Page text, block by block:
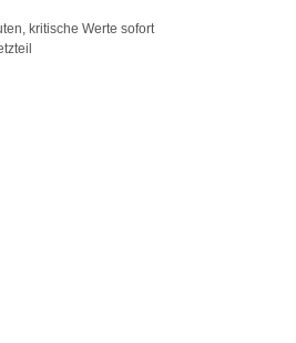
kritische Werte sofort